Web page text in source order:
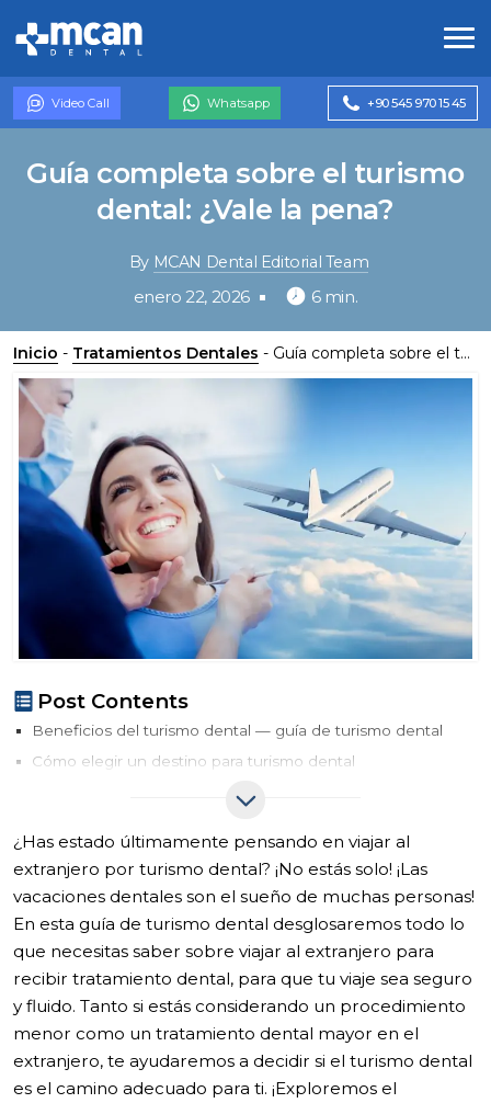
Video Call Whatsapp +90 545 970 15 45
Guía completa sobre el turismo
dental: ¿Vale la pena?
By MCAN Dental Editorial Team
enero 22, 2026 6 min.
Inicio - Tratamientos Dentales - Guía completa sobre el turismo dental: ¿Vale la pena?
Post Contents
Beneficios del turismo dental — guía de turismo dental
Cómo elegir un destino para turismo dental
1- Seguridad y regulaciones
3- Experiencia y especialización de los odontólogos
5- Rentabilidad
Preparándote para tus vacaciones dentales
¿Has estado últimamente pensando en viajar al
extranjero por turismo dental? ¡No estás solo! ¡Las
vacaciones dentales son el sueño de muchas personas!
En esta guía de turismo dental desglosaremos todo lo
que necesitas saber sobre viajar al extranjero para
recibir tratamiento dental, para que tu viaje sea seguro
y fluido. Tanto si estás considerando un procedimiento
menor como un tratamiento dental mayor en el
extranjero, te ayudaremos a decidir si el turismo dental
es el camino adecuado para ti. ¡Exploremos el